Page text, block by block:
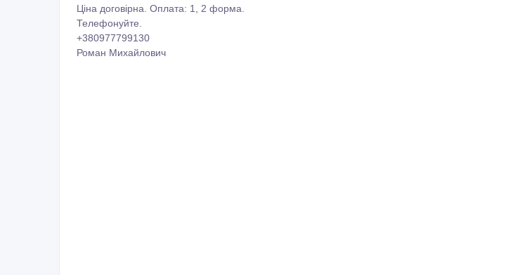
Ціна договірна. Оплата: 1, 2 форма.
Телефонуйте.
+380977799130
Роман Михайлович